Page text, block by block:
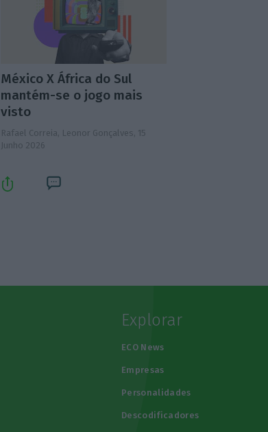
México X África do Sul
mantém-se o jogo mais
visto
Rafael Correia, Leonor Gonçalves, 15
Junho 2026
Explorar
ECO News
Empresas
Personalidades
Descodificadores